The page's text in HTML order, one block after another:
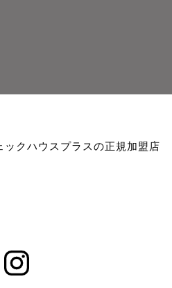
クハウスプラスの正規加盟店